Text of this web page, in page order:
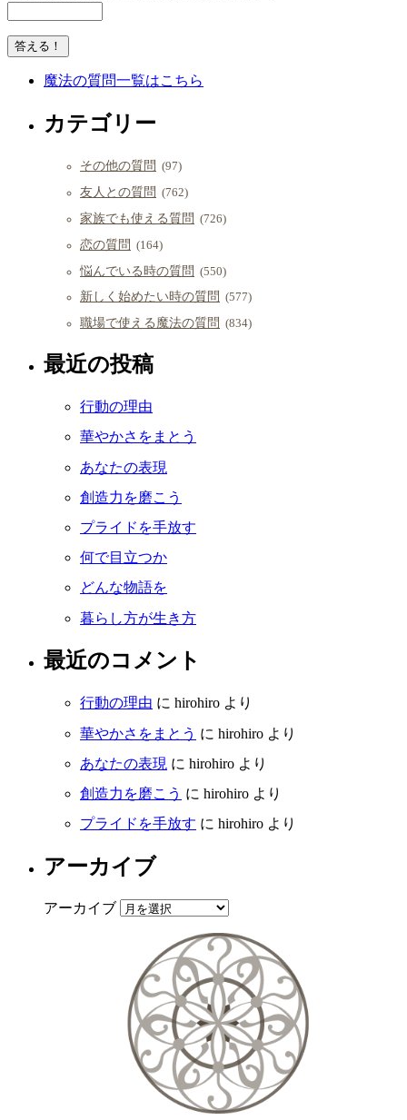
魔法の質問一覧はこちら
カテゴリー
その他の質問 (97)
友人との質問 (762)
家族でも使える質問 (726)
恋の質問 (164)
悩んでいる時の質問 (550)
新しく始めたい時の質問 (577)
職場で使える魔法の質問 (834)
最近の投稿
行動の理由
華やかさをまとう
あなたの表現
創造力を磨こう
プライドを手放す
何で目立つか
どんな物語を
暮らし方が生き方
最近のコメント
行動の理由 に hirohiro より
華やかさをまとう に hirohiro より
あなたの表現 に hirohiro より
創造力を磨こう に hirohiro より
プライドを手放す に hirohiro より
アーカイブ
アーカイブ